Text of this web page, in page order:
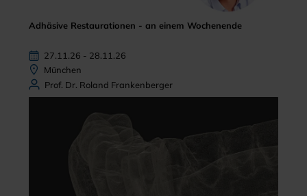
Adhäsive Restaurationen - an einem Wochenende
27.11.26 - 28.11.26
München
Prof. Dr. Roland Frankenberger